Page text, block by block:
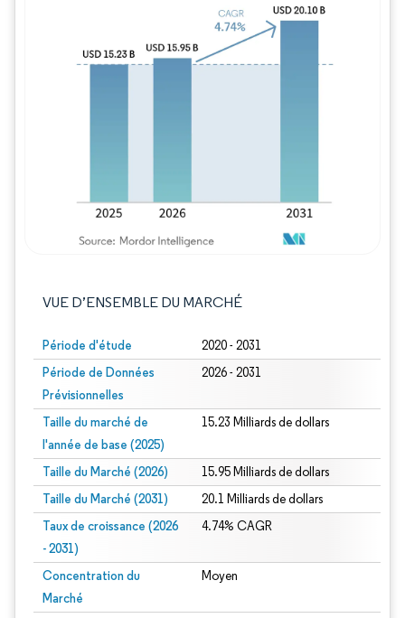
VUE D’ENSEMBLE DU MARCHÉ
Période d'étude 2020 - 2031
Période de Données
Prévisionnelles
2026 - 2031
Taille du marché de
l'année de base (2025)
15.23 Milliards de dollars
Taille du Marché (2026) 15.95 Milliards de dollars
Taille du Marché (2031) 20.1 Milliards de dollars
Taux de croissance (2026
- 2031)
4.74% CAGR
Concentration du
Marché
Moyen